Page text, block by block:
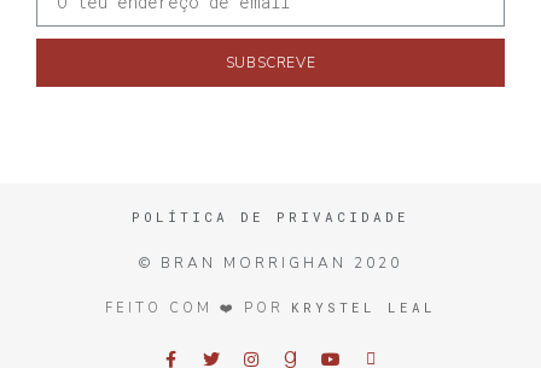
SUBSCREVE
POLÍTICA DE PRIVACIDADE
© BRAN MORRIGHAN 2020
FEITO COM ❤️ POR KRYSTEL LEAL